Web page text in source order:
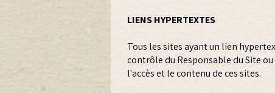
LIENS HYPERTEXTES
Tous les sites ayant un lien
contrôle du Responsable du Site
l'accès et le contenu de ces sites.